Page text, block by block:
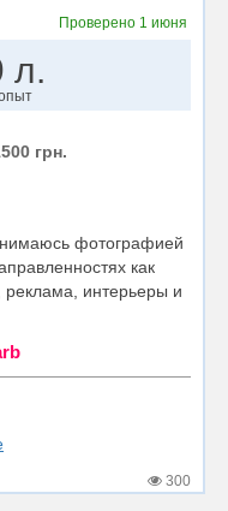
Проверено 1 июня
л.
грн.
фотографией
как
интерьеры и
300